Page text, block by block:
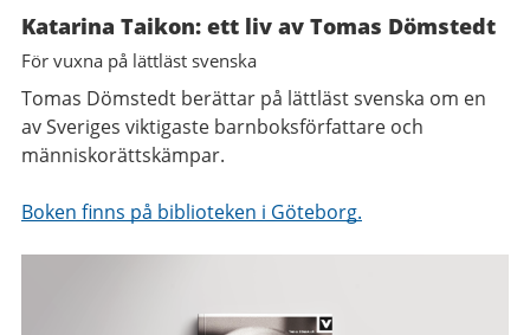
Katarina Taikon: ett liv av Tomas Dömstedt
För vuxna på lättläst svenska
Tomas Dömstedt berättar på lättläst svenska om en
av Sveriges viktigaste barnboksförfattare och
människorättskämpar.
Boken finns på biblioteken i Göteborg.